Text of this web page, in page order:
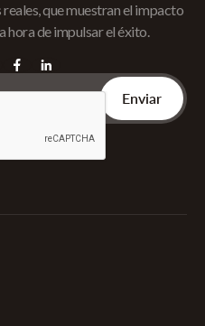
que muestran el impacto
hora de impulsar el éxito.